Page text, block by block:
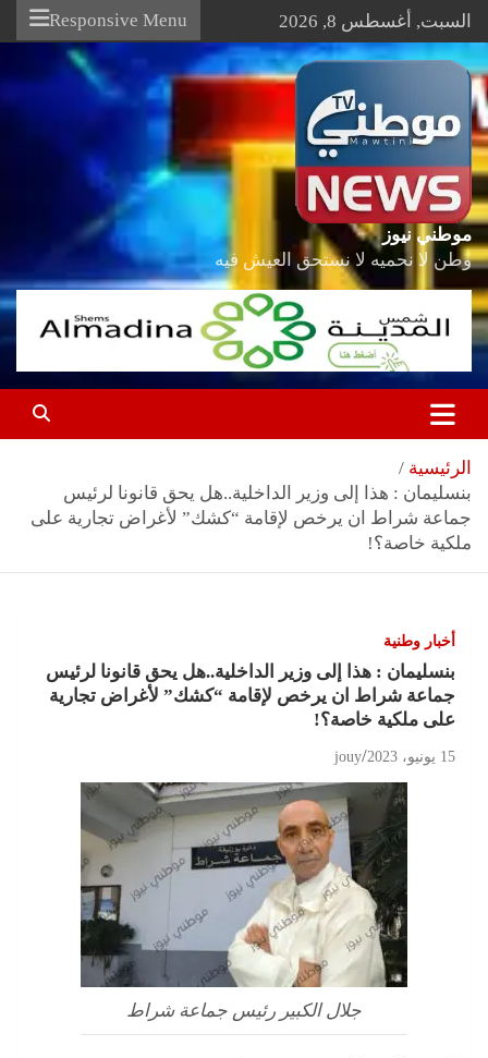
Skip
content
السبت, أغسطس 8, 2026 Responsive Menu
موطني نيوز
وطن لا نحميه لا نستحق العيش فيه
الرئيسية
بنسليمان : هذا إلى وزير الداخلية..هل يحق قانونا لرئيس
جماعة شراط ان يرخص لإقامة “كشك” لأغراض تجارية على
ملكية خاصة؟!
أخبار وطنية
بنسليمان : هذا إلى وزير الداخلية..هل يحق قانونا لرئيس
جماعة شراط ان يرخص لإقامة “كشك” لأغراض تجارية
على ملكية خاصة؟!
15 يونيو، 2023 jouy
جلال الكبير رئيس جماعة شراط